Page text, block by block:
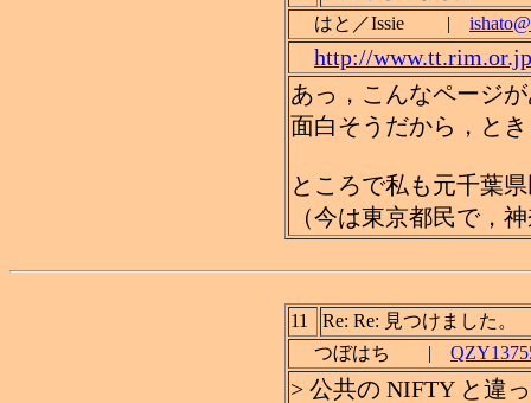
はと／Issie |
http://
あっ，こんなページ
面白そうだから，と
ところで私も元千葉
（今は東京都民で，
11
Re: Re: 見つけました。
つぼはち |
> 公共の NIFTY と違